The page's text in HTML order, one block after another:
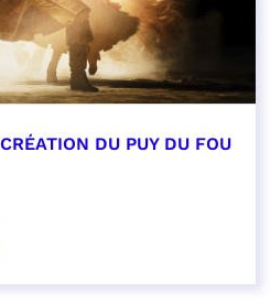
DU PUY DU FOU